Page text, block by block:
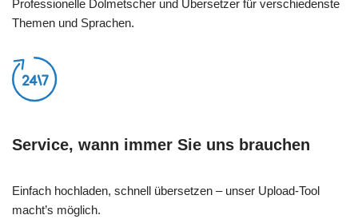
Professionelle Dolmetscher und Übersetzer für verschiedenste
Themen und Sprachen.
Service, wann immer Sie uns brauchen
Einfach hochladen, schnell übersetzen – unser Upload-Tool
macht’s möglich.